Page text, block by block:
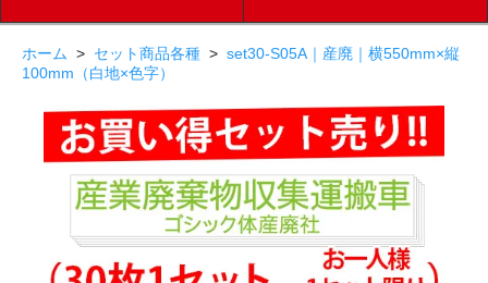
ホーム > セット商品各種 > set30-S05A｜産廃｜横550mm×縦
100mm（白地×色字）